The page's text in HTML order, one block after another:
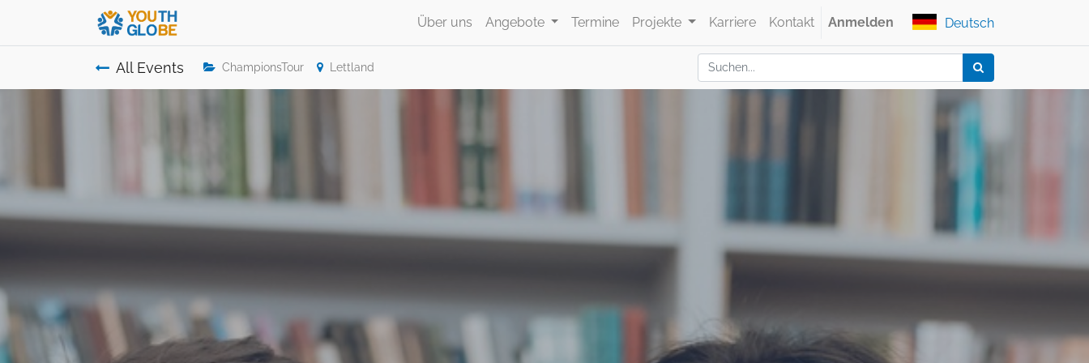
Über uns Angebote Termine Projekte Karriere Kontakt Anmelden Deutsch
All Events ChampionsTour Lettland